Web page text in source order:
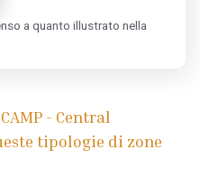
a quanto illustrato nella
CAMP - Central
tipologie di zone